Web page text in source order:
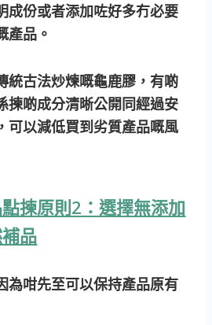
成份或者添加咗好多冇必要
產品。
統古法炒煉嘅龜鹿膠，有啲
揀啲成分清晰公開同經過安
可以減低買到劣質產品嘅風
揀原則2：選擇無添加
品
為咁先至可以保持產品原有